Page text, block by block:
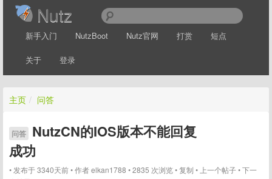
Nutz
新手入门 NutzBoot Nutz官网 打赏 短点
关于 登录
主页 / 问答
问答
NutzCN的IOS版本不能回复
成功
发布于 3340天前 作者elkan1788 2835 次浏览 复制 上一个帖子 下一